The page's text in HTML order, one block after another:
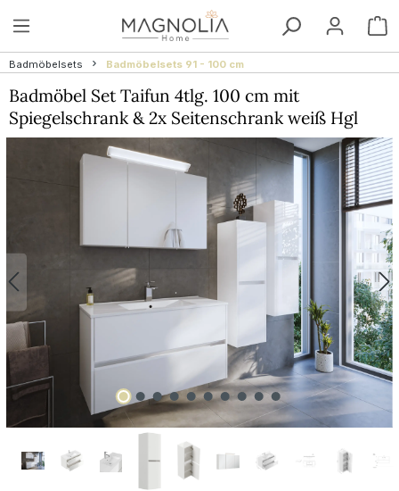
Zum Hauptinhalt springen
Badmöbelsets Badmöbelsets 91 - 100 cm
Badmöbel Set Taifun 4tlg. 100 cm mit
Spiegelschrank & 2x Seitenschrank weiß Hgl
Bildergalerie überspringen